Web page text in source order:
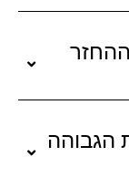
הגבוהה